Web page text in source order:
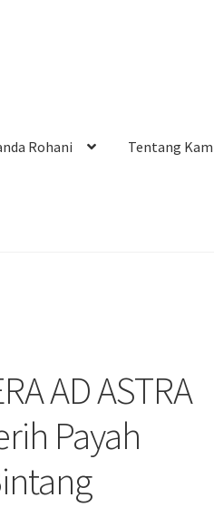
Rohani Tentang
AD ASTRA
Payah